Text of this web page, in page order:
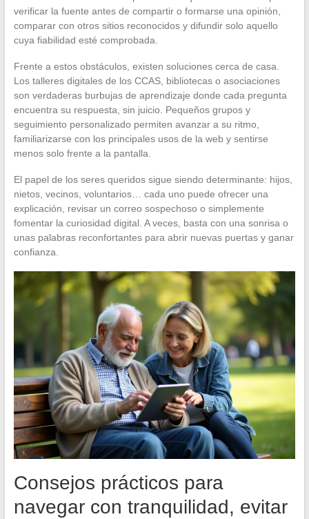
verificar la fuente antes de compartir o formarse una opinión,
comparar con otros sitios reconocidos y difundir solo aquello
cuya fiabilidad esté comprobada.
Frente a estos obstáculos, existen soluciones cerca de casa.
Los talleres digitales de los CCAS, bibliotecas o asociaciones
son verdaderas burbujas de aprendizaje donde cada pregunta
encuentra su respuesta, sin juicio. Pequeños grupos y
seguimiento personalizado permiten avanzar a su ritmo,
familiarizarse con los principales usos de la web y sentirse
menos solo frente a la pantalla.
El papel de los seres queridos sigue siendo determinante: hijos,
nietos, vecinos, voluntarios… cada uno puede ofrecer una
explicación, revisar un correo sospechoso o simplemente
fomentar la curiosidad digital. A veces, basta con una sonrisa o
unas palabras reconfortantes para abrir nuevas puertas y ganar
confianza.
Consejos prácticos para
navegar con tranquilidad, evitar